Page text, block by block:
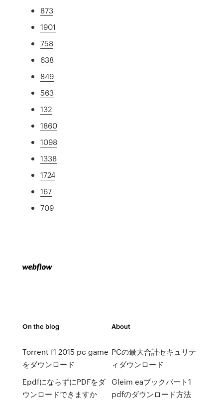
873
1901
758
638
849
563
132
1860
1098
1338
1724
167
709
On the blog
Torrent f1 2015 pc game
をダウンロード
EpdfにならずにPDFをダ
ウンロードできますか
About
PCの最大合計セキュリテ
ィダウンロード
Gleim eaブックパート1
pdfのダウンロード方法